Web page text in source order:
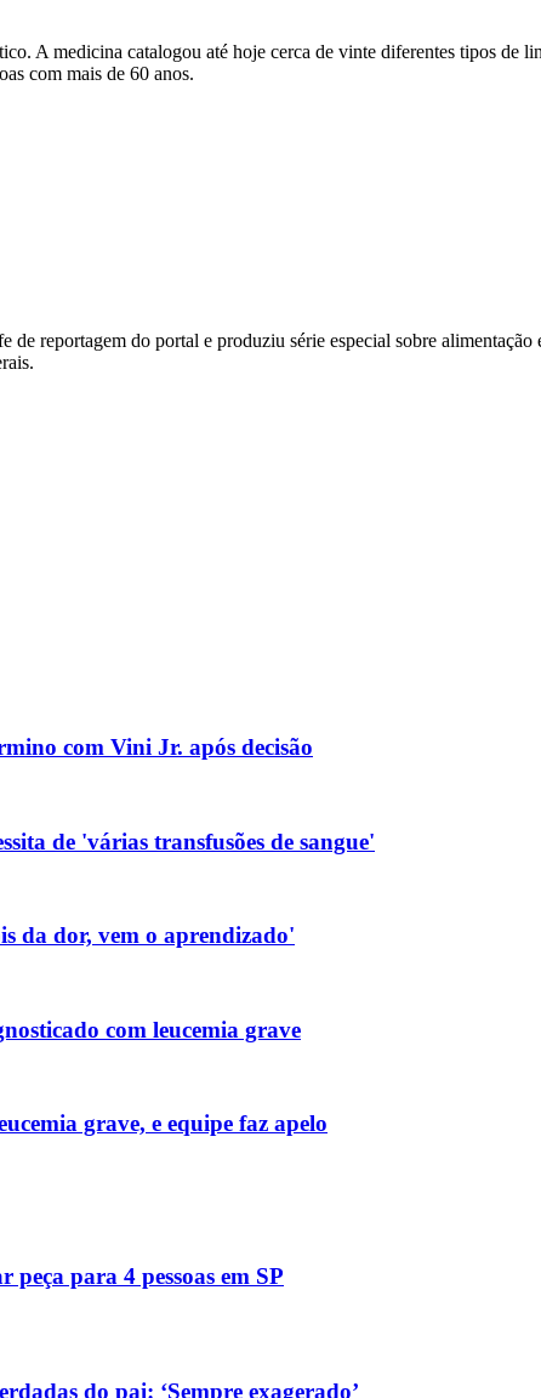
A medicina catalogou até hoje cerca de vinte diferentes tipos
com mais de 60 anos.
reportagem do portal e produziu série especial sobre
com Vini Jr. após decisão
de 'várias transfusões de sangue'
da dor, vem o aprendizado'
com leucemia grave
grave, e equipe faz apelo
para 4 pessoas em SP
do pai: ‘Sempre exagerado’